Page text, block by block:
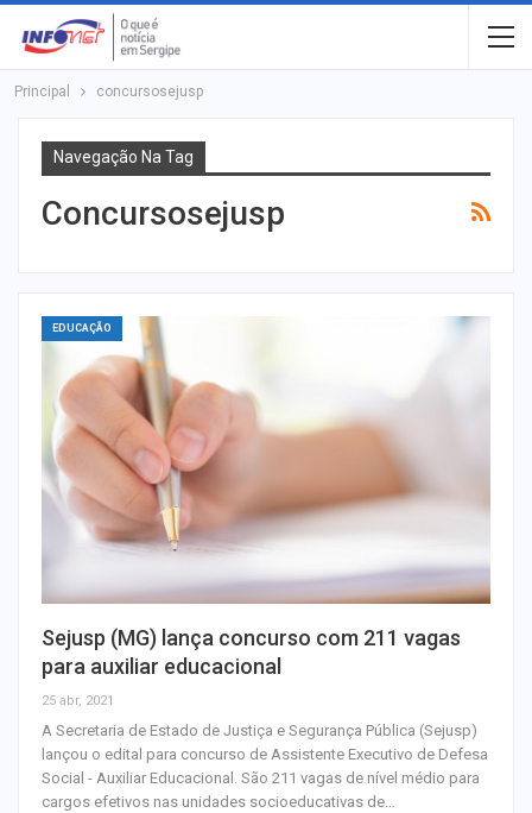
Principal concursosejusp
Navegação Na Tag
Concursosejusp
EDUCAÇÃO
Sejusp (MG) lança concurso com 211 vagas
para auxiliar educacional
25 abr, 2021
A Secretaria de Estado de Justiça e Segurança Pública (Sejusp)
lançou o edital para concurso de Assistente Executivo de Defesa
Social - Auxiliar Educacional. São 211 vagas de nível médio para
cargos efetivos nas unidades socioeducativas de…